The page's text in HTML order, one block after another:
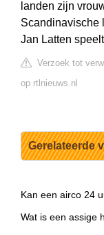
landen zijn
Scandinavische
Jan Latten
Verzoek tot
op rtlnieuws.nl
Gerelateerde
Kan een airco 24
Wat is een assige